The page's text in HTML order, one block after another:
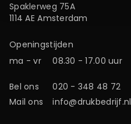
Spaklerweg 75A
1114 AE Amsterdam
Openingstijden
ma - vr
08.30 - 17.00 uur
Bel ons
020 - 348 48 72
Mail ons
info@drukbedrijf.nl